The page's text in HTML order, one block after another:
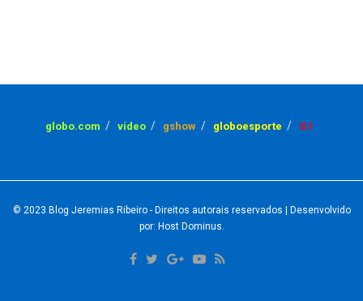
globo.com vídeo gshow globoesporte G1
© 2023 Blog Jeremias Ribeiro- Direitos autorais reservados | Desenvolvido
por: Host Dominus.